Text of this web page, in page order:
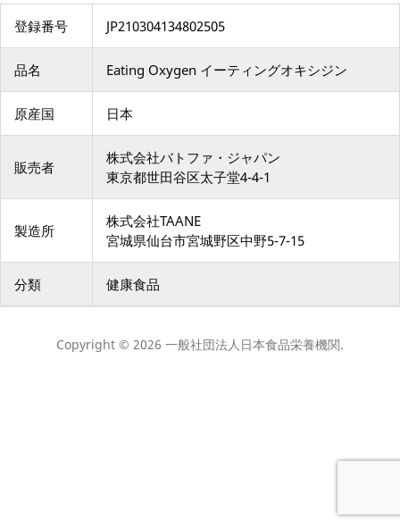
登録番号 JP210304134802505
品名 Eating Oxygen イーティングオキシジン
原産国 日本
販売者
株式会社バトファ・ジャパン
東京都世田谷区太子堂4-4-1
製造所
株式会社TAANE
宮城県仙台市宮城野区中野5-7-15
分類 健康食品
Copyright © 2026 一般社団法人日本食品栄養機関.